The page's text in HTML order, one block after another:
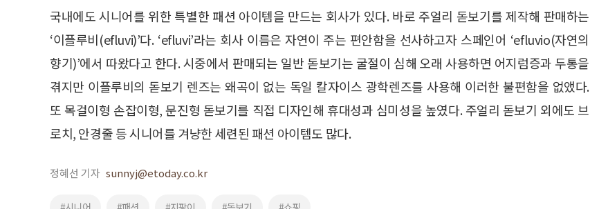
국내에도 시니어를 위한 특별한 패션 아이템을 만드는 회사가 있다. 바로 주얼리 돋보기를 제작해 판매하는
‘이플루비(efluvi)’다. ‘efluvi’라는 회사 이름은 자연이 주는 편안함을 선사하고자 스페인어 ‘efluvio(자연의
향기)’에서 따왔다고 한다. 시중에서 판매되는 일반 돋보기는 굴절이 심해 오래 사용하면 어지럼증과 두통을
겪지만 이플루비의 돋보기 렌즈는 왜곡이 없는 독일 칼자이스 광학렌즈를 사용해 이러한 불편함을 없앴다.
또 목걸이형 손잡이형, 문진형 돋보기를 직접 디자인해 휴대성과 심미성을 높였다. 주얼리 돋보기 외에도 브
로치, 안경줄 등 시니어를 겨냥한 세련된 패션 아이템도 많다.
정혜선 기자 sunnyj@etoday.co.kr